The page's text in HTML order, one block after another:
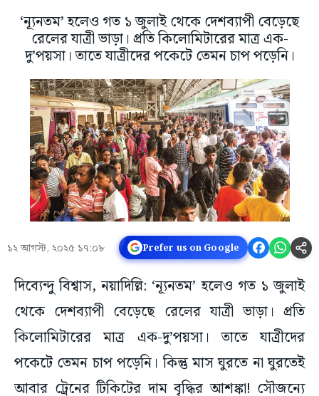
‘ন্যূনতম’ হলেও গত ১ জুলাই থেকে দেশব্যাপী বেড়েছে
রেলের যাত্রী ভাড়া। প্রতি কিলোমিটারের মাত্র এক-
দু’পয়সা। তাতে যাত্রীদের পকেটে তেমন চাপ পড়েনি।
১২ আগস্ট, ২০২৫ ১৭:০৮ Prefer us on Google
দিব্যেন্দু বিশ্বাস, নয়াদিল্লি: ‘ন্যূনতম’ হলেও গত ১ জুলাই
থেকে দেশব্যাপী বেড়েছে রেলের যাত্রী ভাড়া। প্রতি
কিলোমিটারের মাত্র এক-দু’পয়সা। তাতে যাত্রীদের
পকেটে তেমন চাপ পড়েনি। কিন্তু মাস ঘুরতে না ঘুরতেই
আবার ট্রেনের টিকিটের দাম বৃদ্ধির আশঙ্কা! সৌজন্যে